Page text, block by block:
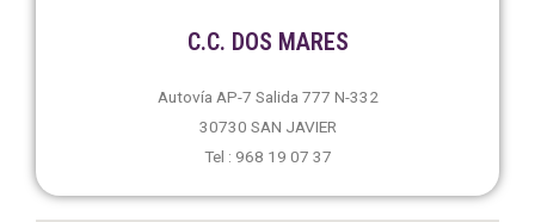
C.C. DOS MARES
Autovía AP-7 Salida 777 N-332
30730 SAN JAVIER
Tel : 968 19 07 37